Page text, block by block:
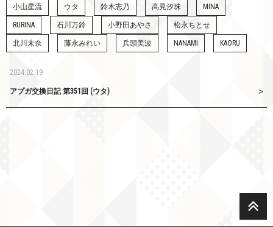
小山星流 ウタ 鈴木志乃 高見汐珠 MINA
RURINA 石川万鈴 小野田あやさ 松永ちとせ
北川未奈 藤永みれい 兵頭美波 NANAMI KAORU
2024.02.19
アプガ交換日記 第351回 (ウタ)